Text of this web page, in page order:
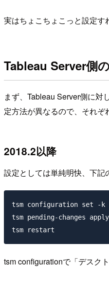
実はちょこちょこっと設定
Tableau Server側
まず、Tableau Server側に
定方法が異なるので、それぞ
2018.2以降
設定としては単純明快、下記
tsm configuration set -k
tsm pending-changes apply
tsm configurationで「デスク